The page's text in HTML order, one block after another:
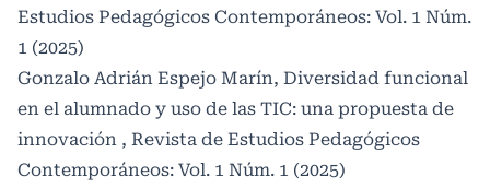
Estudios Pedagógicos Contemporáneos: Vol. 1 Núm.
1 (2025)
Gonzalo Adrián Espejo Marín, Diversidad funcional
en el alumnado y uso de las TIC: una propuesta de
innovación , Revista de Estudios Pedagógicos
Contemporáneos: Vol. 1 Núm. 1 (2025)